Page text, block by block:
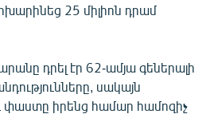
կայքերը
25 միլիոն դրամ
դրել էր 62-ամյա գեներալի
սակայն
փաստը իրենց համար համոզիչ